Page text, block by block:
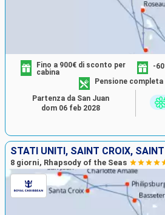
Fino a 900€ di sconto per
cabina
-
Pensione completa
Partenza da San Juan
dom 06 feb 2028
8 giorni, Rhapsody of the Seas